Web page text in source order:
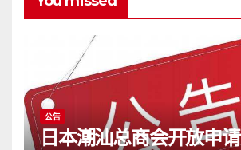
公告
日本潮汕总商会开放申请